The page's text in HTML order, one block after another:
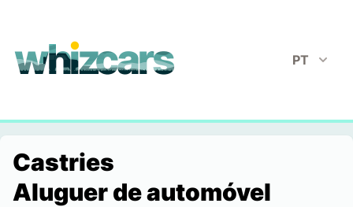
whizcars.com
PT
Castries
Aluguer de automóvel